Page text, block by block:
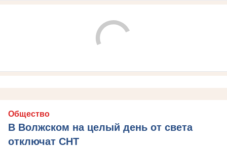
Общество
В Волжском на целый день от света
отключат СНТ